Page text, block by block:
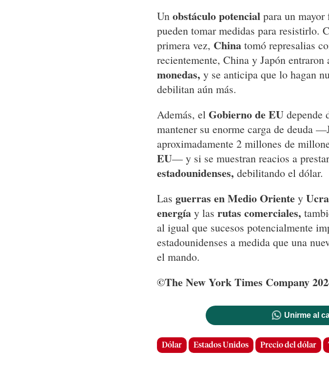
Un obstáculo potencial para un mayor
pueden tomar medidas para resistirlo.
primera vez, China tomó represalias
recientemente, China y Japón entraron
monedas, y se anticipa que lo hagan
debilitan aún más.
Además, el Gobierno de EU depende
mantener su enorme carga de deuda
aproximadamente 2 millones de
EU— y si se muestran reacios a
estadounidenses, debilitando el dólar.
Las guerras en Medio Oriente y
energía y las rutas comerciales,
al igual que sucesos potencialmente
estadounidenses a medida que una
el mando.
©The New York Times Company
Unirme al
Dólar Estados Unidos Precio del dólar